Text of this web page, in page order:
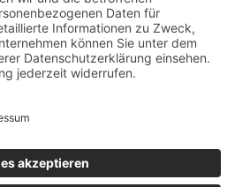
von Brustor
von Warema